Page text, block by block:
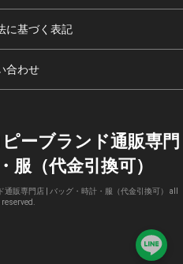
に基づく表記
合わせ
ーブランド通販専門
服（代金引換可）
販専門店 | バッグ・時計・服（代金引換可） all